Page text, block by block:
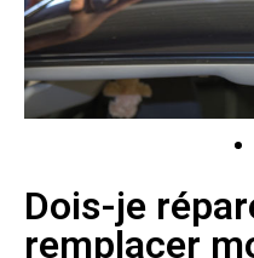
Dois-je
remplacer